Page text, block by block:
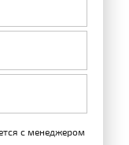
с менеджером